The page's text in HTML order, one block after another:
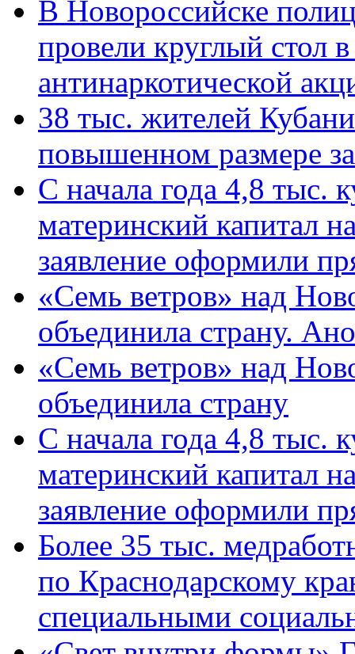
В Новороссийске
провели круглый стол
антинаркотической
38 тыс. жителей
повышенном размере
С начала года 4,8 тыс.
материнский капитал
заявление оформили
«Семь ветров» над
объединила страну.
«Семь ветров» над
объединила страну
С начала года 4,8 тыс.
материнский капитал
заявление оформили
Более 35 тыс.
по Краснодарскому
специальными